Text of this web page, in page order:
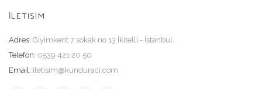
İLETIŞIM
Adres: Giyimkent 7 sokak no 13 İkitelli - İstanbul.
Telefon: 0539 421 20 50
Email: iletisim@kunduraci.com